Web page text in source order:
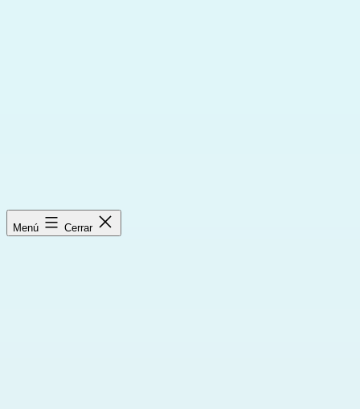
Menú Cerrar